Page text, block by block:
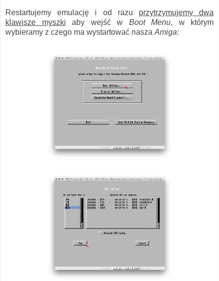
Restartujemy emulację i od razu przytrzymujemy dwa
klawisze myszki aby wejść w Boot Menu, w którym
wybieramy z czego ma wystartować nasza Amiga: